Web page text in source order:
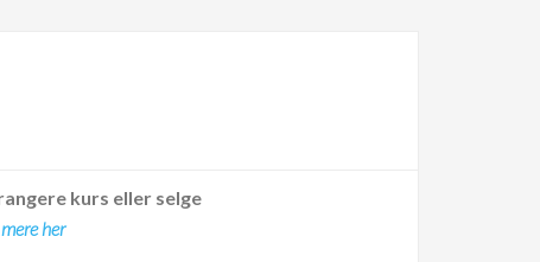
kurs eller selge
her